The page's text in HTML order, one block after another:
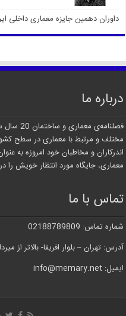
داوران دهمین جایزه معماری داخلی
درباره ما
مختلف و مرتبط با معماری در سطح
اندرکاران و مخاطبان خود امروزه به
معماری، جایگاه مورد انتظار خویش
تماس با ما
شماره تماس: 02188789809
آدرس: تهران – بلوار افریقا- بالاتر از میرداماد-
ایمیل: info@memary.net